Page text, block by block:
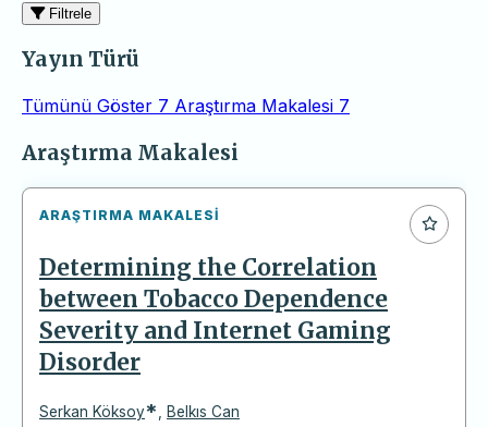
Filtrele
Yayın Türü
Tümünü Göster 7 Araştırma Makalesi 7
Makaleler
Araştırma Makalesi
ARAŞTIRMA MAKALESI
Determining the Correlation
between Tobacco Dependence
Severity and Internet Gaming
Disorder
Serkan Köksoy* Belkıs Can